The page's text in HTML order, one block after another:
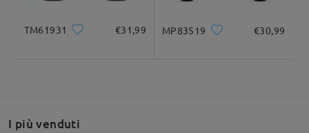
Scrivi una recensione
TM61931 €31,99 MP83519 €30,99
I più venduti